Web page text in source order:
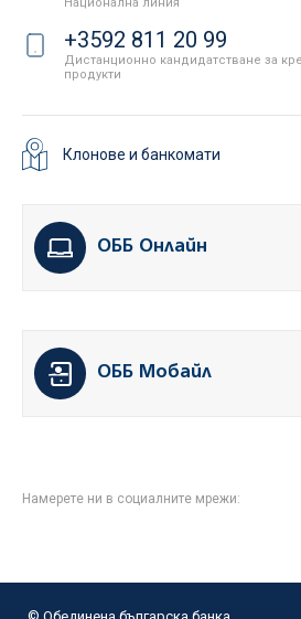
Национална линия
+3592 811 20 99
Дистанционно кандидатстване за
продукти
Клонове и банкомати
ОББ Онлайн
ОББ Мобайл
Намерете ни в социалните мрежи: